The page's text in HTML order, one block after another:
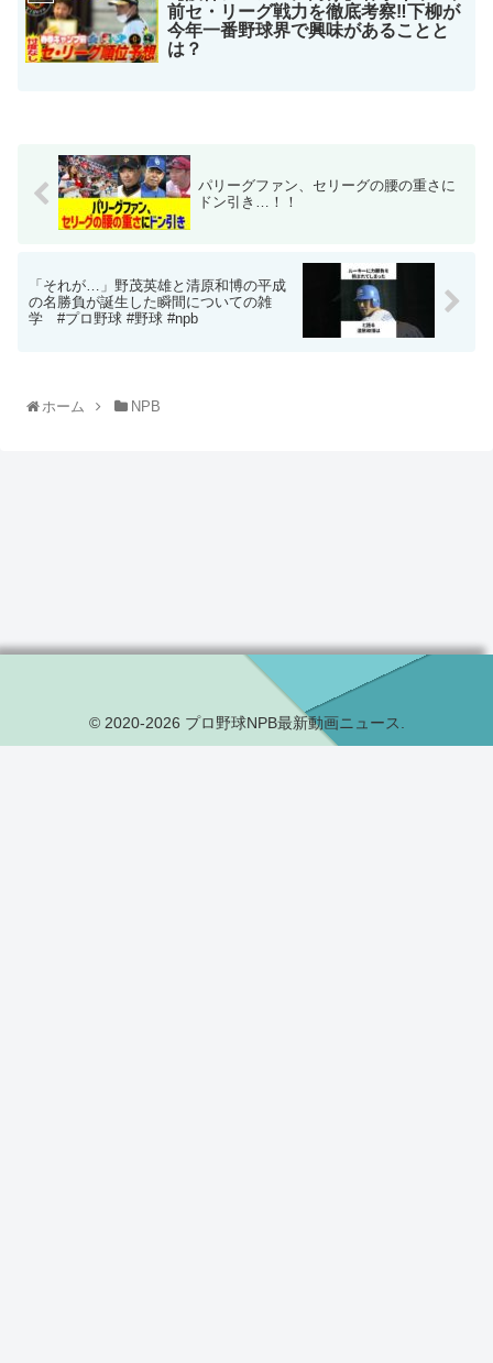
前セ・リーグ戦力を徹底考察‼︎下柳が
今年一番野球界で興味があることと
は？
パリーグファン、セリーグの腰の重さに
ドン引き…！！
「それが…」野茂英雄と清原和博の平成
の名勝負が誕生した瞬間についての雑
学 #プロ野球 #野球 #npb
ホーム NPB
© 2020-2026 プロ野球NPB最新動画ニュース.